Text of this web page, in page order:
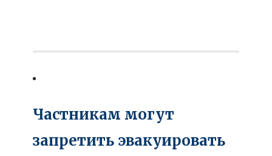
Частникам могут
запретить эвакуировать